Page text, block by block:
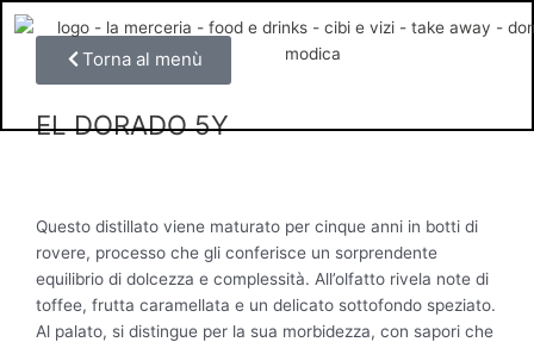
Vai
contenuto Torna al menù
EL DORADO 5Y
Questo distillato viene maturato per cinque anni in botti di
rovere, processo che gli conferisce un sorprendente
equilibrio di dolcezza e complessità. All’olfatto rivela note di
toffee, frutta caramellata e un delicato sottofondo speziato.
Al palato, si distingue per la sua morbidezza, con sapori che